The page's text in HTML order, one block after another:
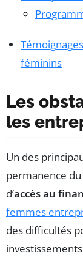
féminins
Les
les
Un des
permanence
d’accès au
femmes
des difficultés